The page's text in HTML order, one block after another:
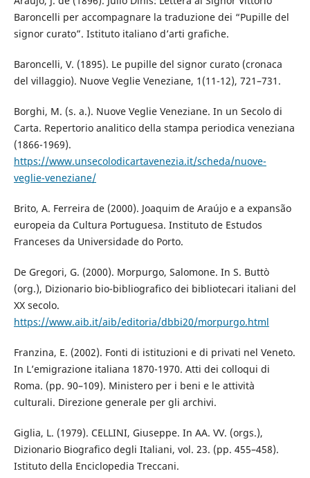
Baroncelli per accompagnare la traduzione dei “Pupille del
signor curato”. Istituto italiano d’arti grafiche.
Baroncelli, V. (1895). Le pupille del signor curato (cronaca
del villaggio). Nuove Veglie Veneziane, 1(11-12), 721–731.
Borghi, M. (s. a.). Nuove Veglie Veneziane. In un Secolo di
Carta. Repertorio analitico della stampa periodica veneziana
(1866-1969).
https://www.unsecolodicartavenezia.it/scheda/nuove-
veglie-veneziane/
Brito, A. Ferreira de (2000). Joaquim de Araújo e a expansão
europeia da Cultura Portuguesa. Instituto de Estudos
Franceses da Universidade do Porto.
De Gregori, G. (2000). Morpurgo, Salomone. In S. Buttò
(org.), Dizionario bio-bibliografico dei bibliotecari italiani del
XX secolo.
https://www.aib.it/aib/editoria/dbbi20/morpurgo.html
Franzina, E. (2002). Fonti di istituzioni e di privati nel Veneto.
In L’emigrazione italiana 1870-1970. Atti dei colloqui di
Roma. (pp. 90–109). Ministero per i beni e le attività
culturali. Direzione generale per gli archivi.
Giglia, L. (1979). CELLINI, Giuseppe. In AA. VV. (orgs.),
Dizionario Biografico degli Italiani, vol. 23. (pp. 455–458).
Istituto della Enciclopedia Treccani.